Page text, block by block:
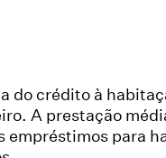
do crédito à
A prestação
empréstimos para